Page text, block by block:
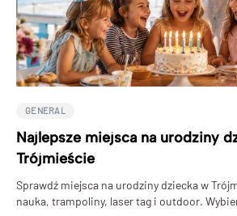
GENERAL
Najlepsze miejsca na urodziny
Trójmieście
Sprawdź miejsca na urodziny dziecka w
nauka, trampoliny, laser tag i outdoor.